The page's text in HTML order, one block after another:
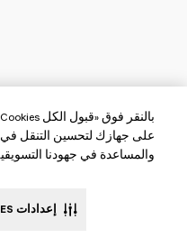
على جهازك لتحسين التنقل في
والمساعدة في جهودنا
إعدادات COOKIES